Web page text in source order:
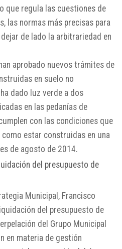
que regula las cuestiones de
las normas más precisas para
de lado la arbitrariedad en
aprobado nuevos trámites de
en suelo no
dado luz verde a dos
en las pedanías de
con las condiciones que
estar construidas en una
de agosto de 2014.
del presupuesto de
Municipal, Francisco
del presupuesto de
del Grupo Municipal
en materia de gestión